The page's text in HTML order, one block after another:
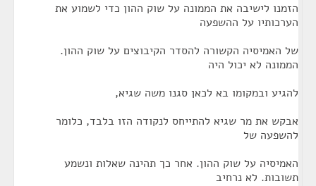
הזמנו לישיבה את הממונה על שוק ההון כדי לשמוע את
הערכותיו על ההשפעה
של האמיסיה הקשורה להסדר הקיבוצים על שוק ההון.
הממונה לא יכול היה
להגיע ובמקומו בא לכאן סגנו משה שגיא,
אבקש את מר שגיא להתייחס לנקודה הזו בלבד, כלומר
להשפעה של
האמיסיה על שוק ההון. אחר כך תהינה שאלות ונשמע
תשובות. לא נרחיב